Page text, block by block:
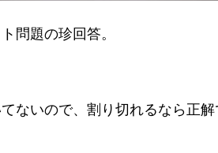
問題の珍回答。
ないので、割り切れるなら正